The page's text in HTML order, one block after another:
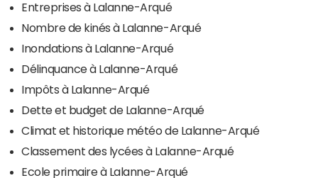
Entreprises à Lalanne-Arqué
Nombre de kinés à Lalanne-Arqué
Inondations à Lalanne-Arqué
Délinquance à Lalanne-Arqué
Impôts à Lalanne-Arqué
Dette et budget de Lalanne-Arqué
Climat et historique météo de Lalanne-Arqué
Classement des lycées à Lalanne-Arqué
Ecole primaire à Lalanne-Arqué